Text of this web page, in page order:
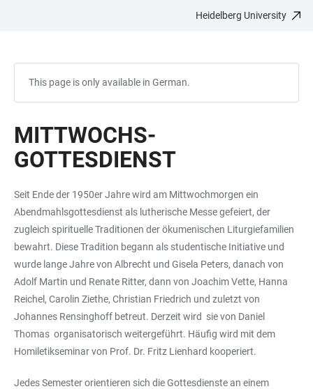
Heidelberg University
This page is only available in German.
MITTWOCHS-
GOTTESDIENST
Seit Ende der 1950er Jahre wird am Mittwochmorgen ein
Abendmahlsgottesdienst als lutherische Messe gefeiert, der
zugleich spirituelle Traditionen der ökumenischen Liturgiefamilien
bewahrt. Diese Tradition begann als studentische Initiative und
wurde lange Jahre von Albrecht und Gisela Peters, danach von
Adolf Martin und Renate Ritter, dann von Joachim Vette, Hanna
Reichel, Carolin Ziethe, Christian Friedrich und zuletzt von
Johannes Rensinghoff betreut. Derzeit wird sie von Daniel
Thomas organisatorisch weitergeführt. Häufig wird mit dem
Homiletikseminar von Prof. Dr. Fritz Lienhard kooperiert.
Jedes Semester orientieren sich die Gottesdienste an einem